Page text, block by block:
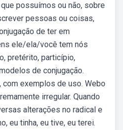
possuímos ou não, sobre
pessoas ou coisas,
de ter em
ele/ela/você tem nós
pretérito, particípio,
de conjugação.
com exemplos de uso. Webo
irregular. Quando
alterações no radical e
eu tinha, eu tive, eu terei.